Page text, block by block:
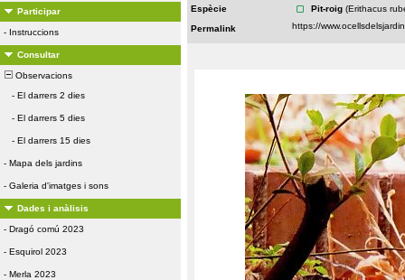
Participar
- Instruccions
Consultar
Observacions
- El darrers 2 dies
- El darrers 5 dies
- El darrers 15 dies
- Mapa dels jardins
- Galeria d'imatges i sons
Dades i anàlisis
- Dragó comú 2023
- Esquirol 2023
- Merla 2023
Espècie
Pit-roig (Erithacus
Permalink